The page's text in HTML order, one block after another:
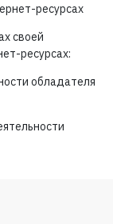
ресурсах
своей
ресурсах:
обладателя